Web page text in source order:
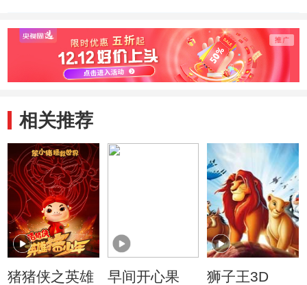
相关推荐
猪猪侠之英雄
早间开心果 狮子王3D